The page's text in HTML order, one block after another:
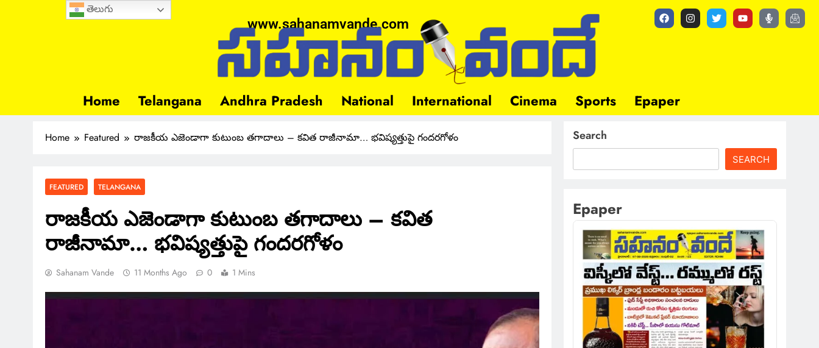
www.sahanamvande.com
Home Telangana Andhra Pradesh National International Cinema Sports Epaper
Home Featured రాజకీయ ఎజెండాగా కుటుంబ తగాదాలు – కవిత రాజీనామా… భవిష్యత్తుపై గందరగోళం
FEATURED TELANGANA
రాజకీయ ఎజెండాగా కుటుంబ తగాదాలు – కవిత
రాజీనామా… భవిష్యత్తుపై గందరగోళం
Sahanam Vande 11 Months Ago 0 1 Mins
Search
SEARCH
Epaper
తెలుగు